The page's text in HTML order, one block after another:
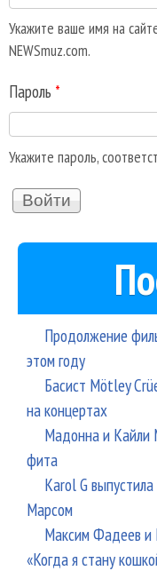
Укажите ваше имя на
NEWSmuz.com.
Пароль *
Укажите пароль,
Продолжение
этом году
Басист Mötley
на концертах
Мадонна и Кайли
фита
Karol G
Марсом
Максим Фадеев и
«Когда я стану